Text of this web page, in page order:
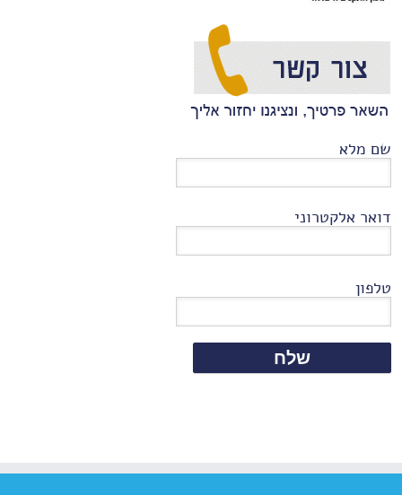
שם מלא
דואר אלקטרוני
טלפון